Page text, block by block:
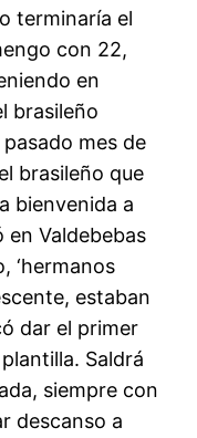
terminaría el
con 22,
en
brasileño
mes de
brasileño que
bienvenida a
en Valdebebas
‘hermanos
estaban
dar el primer
Saldrá
siempre con
descanso a